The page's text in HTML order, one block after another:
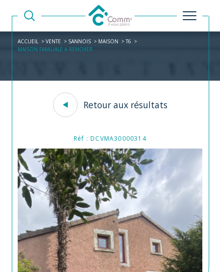
ACCUEIL VENTE SANNOIS MAISON
T6
MAISON FAMILIALE A RENOVER
Retour aux résultats
Réf : DCVMA30000314